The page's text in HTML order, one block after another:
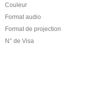
Couleur
Format audio
Format de projection
N° de Visa